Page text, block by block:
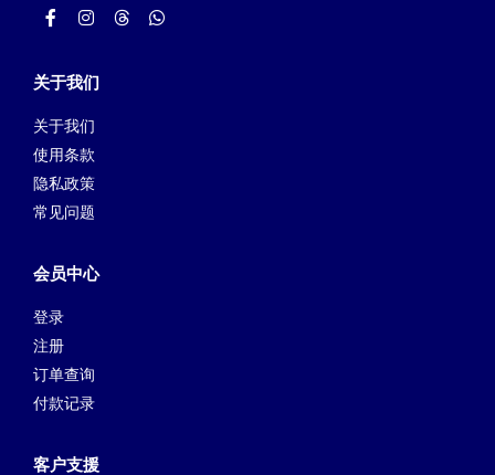
关于我们
关于我们
使用条款
隐私政策
常见问题
会员中心
登录
注册
订单查询
付款记录
客户支援